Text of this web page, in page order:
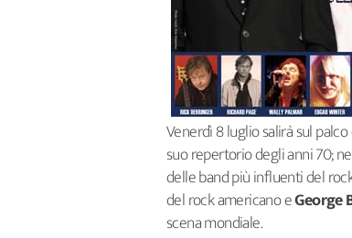
Venerdì 8 luglio salirà sul
suo repertorio degli anni 70;
delle band più influenti del
del rock americano eGeorge
scena mondiale.